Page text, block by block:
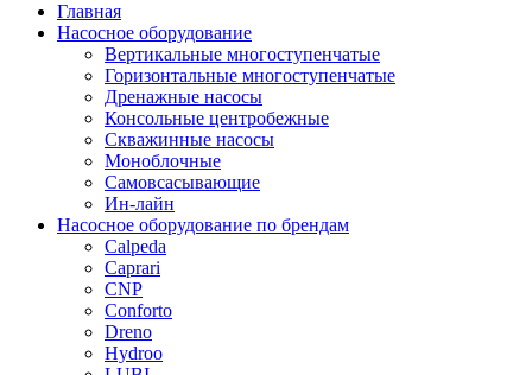
Главная
Насосное оборудование
Вертикальные многоступенчатые
Горизонтальные многоступенчатые
Дренажные насосы
Консольные центробежные
Скважинные насосы
Моноблочные
Самовсасывающие
Ин-лайн
Насосное оборудование по брендам
Calpeda
Caprari
CNP
Conforto
Dreno
Hydroo